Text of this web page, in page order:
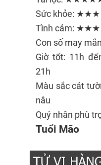
Sức khỏe:
Tình cảm: ★★★
Con số may
Giờ tốt: 11h
21h
Màu sắc cát
nâu
Quý nhân phù
Tuổi Mão